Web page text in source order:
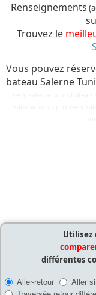
Renseignements
Trouvez le
Vous pouvez
bateau Salerne
Utilisez
différentes